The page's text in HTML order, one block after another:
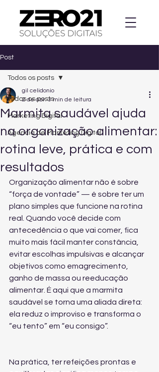
Post
Todos os posts
Marketing Digital
Agencia de Marketing Digital
Todos os posts
Marmita saudável ajuda
na organização alimentar:
rotina leve, prática e com
resultados
gil celidonio
2 de abr. 3 min de leitura
Organização alimentar não é sobre
“força de vontade” — é sobre ter um
plano simples que funcione na rotina
real. Quando você decide com
antecedência o que vai comer, fica
muito mais fácil manter constância,
evitar escolhas impulsivas e alcançar
objetivos como emagrecimento,
ganho de massa ou reeducação
alimentar. É aqui que a marmita
saudável se torna uma aliada direta:
ela reduz o improviso e transforma o
“eu tento” em “eu consigo”.
Na prática, ter refeições prontas e